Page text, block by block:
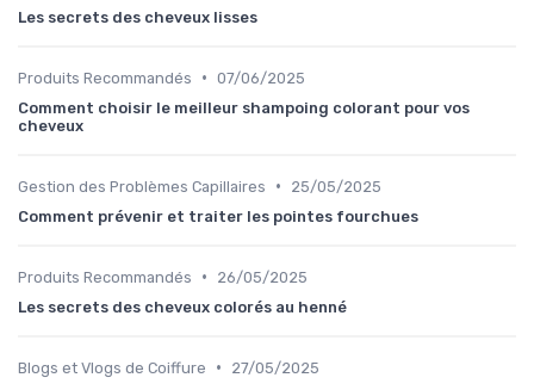
Les secrets des cheveux lisses
Produits Recommandés • 07/06/2025
Comment choisir le meilleur shampoing colorant pour vos
cheveux
Gestion des Problèmes Capillaires •
25/05/2025
Comment prévenir et traiter les pointes fourchues
Produits Recommandés •
26/05/2025
Les secrets des cheveux colorés au henné
Blogs et Vlogs de Coiffure •
27/05/2025